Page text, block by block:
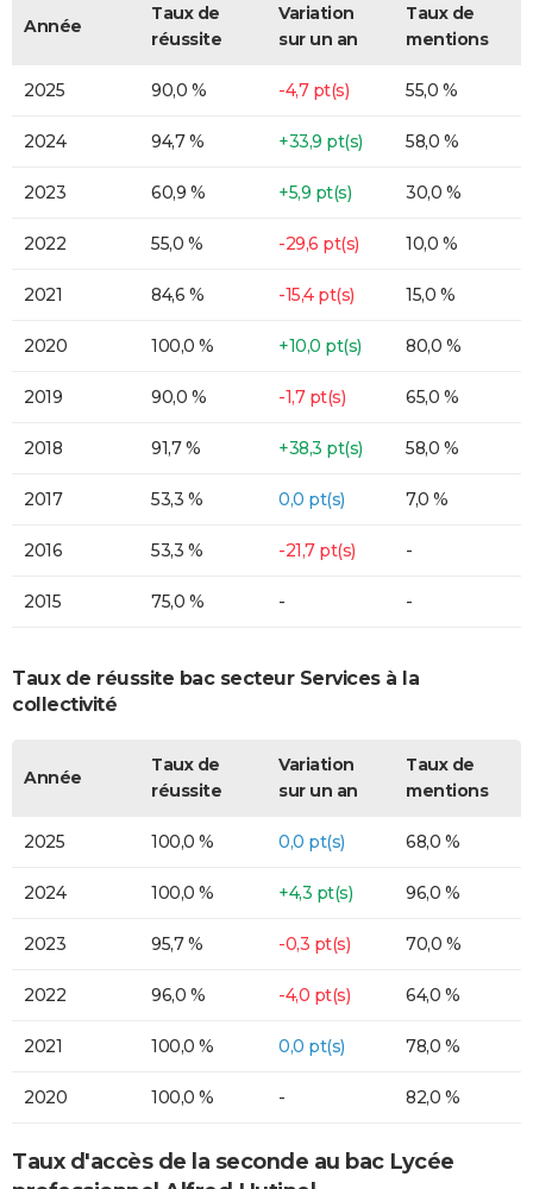
Année
Taux de
réussite
Variation
sur un an
Taux de
mentions
2025 90,0 % -4,7 pt(s) 55,0 %
2024 94,7 % +33,9 pt(s) 58,0 %
2023 60,9 % +5,9 pt(s) 30,0 %
2022 55,0 % -29,6 pt(s) 10,0 %
2021 84,6 % -15,4 pt(s) 15,0 %
2020 100,0 % +10,0 pt(s) 80,0 %
2019 90,0 % -1,7 pt(s) 65,0 %
2018 91,7 % +38,3 pt(s) 58,0 %
2017 53,3 % 0,0 pt(s) 7,0 %
2016 53,3 % -21,7 pt(s) -
2015 75,0 % - -
Taux de réussite bac secteur Services à la
collectivité
Année
Taux de
réussite
Variation
sur un an
Taux de
mentions
2025 100,0 % 0,0 pt(s) 68,0 %
2024 100,0 % +4,3 pt(s) 96,0 %
2023 95,7 % -0,3 pt(s) 70,0 %
2022 96,0 % -4,0 pt(s) 64,0 %
2021 100,0 % 0,0 pt(s) 78,0 %
2020 100,0 % - 82,0 %
Taux d'accès de la seconde au bac Lycée